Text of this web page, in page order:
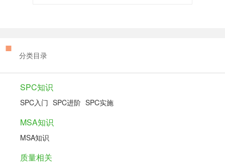
分类目录
SPC知识
SPC入门 SPC进阶 SPC实施
MSA知识
MSA知识
质量相关